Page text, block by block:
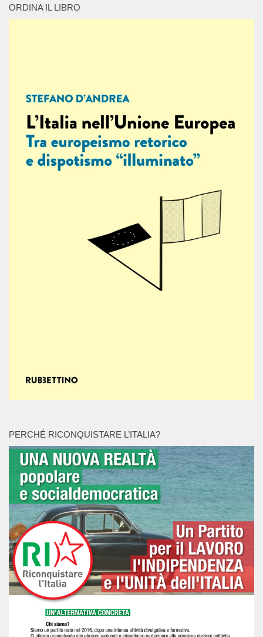
ORDINA IL LIBRO
PERCHÉ RICONQUISTARE L’ITALIA?